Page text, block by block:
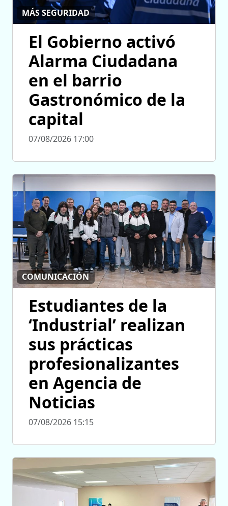
MÁS SEGURIDAD
El Gobierno activó
Alarma Ciudadana
en el barrio
Gastronómico de la
capital
07/08/2026 17:00
COMUNICACIÓN
Estudiantes de la
‘Industrial’ realizan
sus prácticas
profesionalizantes
en Agencia de
Noticias
07/08/2026 15:15